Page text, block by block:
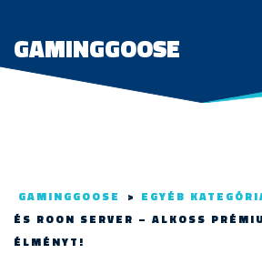
GAMINGGOOSE
GAMINGGOOSE > EGYÉB
ÉS ROON SERVER – ALKOSS
ÉLMÉNYT!